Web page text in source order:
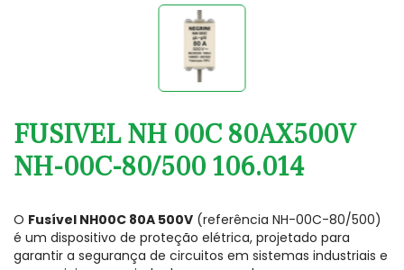
FUSIVEL NH 00C 80AX500V
NH-00C-80/500 106.014
O Fusível NH00C 80A 500V (referência NH-00C-80/500)
é um dispositivo de proteção elétrica, projetado para
garantir a segurança de circuitos em sistemas industriais e